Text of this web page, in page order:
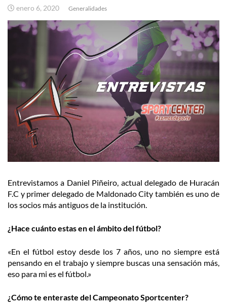
enero 6, 2020 Generalidades
Entrevistamos a Daniel Piñeiro, actual delegado de Huracán
F.C y primer delegado de Maldonado City también es uno de
los socios más antiguos de la institución.
¿Hace cuánto estas en el ámbito del fútbol?
«En el fútbol estoy desde los 7 años, uno no siempre está
pensando en el trabajo y siempre buscas una sensación más,
eso para mi es el fútbol.»
¿Cómo te enteraste del Campeonato Sportcenter?